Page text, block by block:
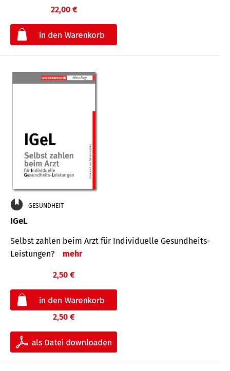
22,00 €
GESUNDHEIT
IGeL
Selbst zahlen beim Arzt für Indi­vidu­elle Gesund­heits-
Leis­tungen?
mehr
2,50 €
2,50 €